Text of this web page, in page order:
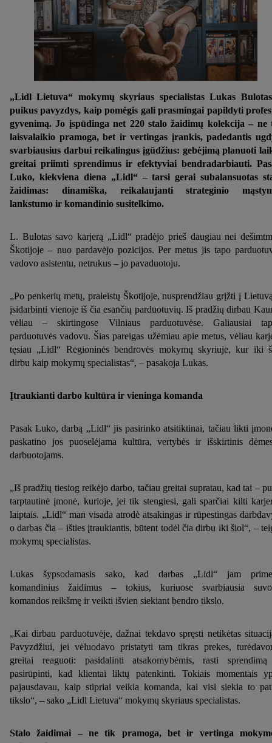
„Lidl Lietuva“ mokymų skyriaus specialistas Lukas
puikus pavyzdys, kaip pomėgis gali prasmingai papildyti
gyvenimą. Jo įspūdinga net 220 stalo žaidimų kolekcija – ne
laisvalaikio pramoga, bet ir vertingas įrankis, padedantis
svarbiausius darbui reikalingus įgūdžius: gebėjimą planuoti
greitai priimti sprendimus ir efektyviai bendradarbiauti.
Luko, kiekviena diena „Lidl“ – tarsi gerai subalansuotas
žaidimas: dinamiška, reikalaujanti strateginio
lankstumo ir komandinio susitelkimo.
L. Bulotas savo karjerą „Lidl“ pradėjo prieš daugiau nei
Škotijoje – nuo pardavėjo pozicijos. Per metus jis tapo
vadovo asistentu, netrukus – jo pavaduotoju.
„Po penkerių metų, praleistų Škotijoje, nusprendžiau grįžti į
įsidarbinti vienoje iš čia esančių parduotuvių. Iš pradžių dirbau
vėliau – skirtingose Vilniaus parduotuvėse. Galiausiai
parduotuvės vadovu. Šias pareigas užėmiau apie metus, vėliau
tęsiau „Lidl“ Regioninės bendrovės mokymų skyriuje, kur iki
dirbu kaip mokymų specialistas“, – pasakoja Lukas.
Įtraukianti darbo kultūra ir vieninga komanda
Pasak Luko, darbą „Lidl“ jis pasirinko atsitiktinai, tačiau likti
paskatino jos puoselėjama kultūra, vertybės ir išskirtinis
darbuotojams.
„Iš pradžių tiesiog reikėjo darbo, tačiau greitai supratau, kad tai –
tarptautinė įmonė, kurioje, jei tik stengiesi, gali sparčiai kilti
laiptais. „Lidl“ man visada atrodė atsakingas ir rūpestingas
o darbas čia – išties įtraukiantis, būtent todėl čia dirbu iki šiol“, –
mokymų specialistas.
Lukas šypsodamasis sako, kad darbas „Lidl“ jam
komandinius žaidimus – tokius, kuriuose svarbiausia
komandos reikšmę ir veikti išvien siekiant bendro tikslo.
„Kai dirbau parduotuvėje, dažnai tekdavo spręsti netikėtas
Pavyzdžiui, jei vėluodavo pristatyti tam tikras prekes,
greitai reaguoti: pasidalinti atsakomybėmis, rasti
pasirūpinti, kad klientai liktų patenkinti. Tokiais momentais
pajausdavau, kaip stipriai veikia komanda, kai visi siekia to
tikslo“, – sako „Lidl Lietuva“ mokymų skyriaus specialistas.
Stalo žaidimai – ne tik pramoga, bet ir vertinga